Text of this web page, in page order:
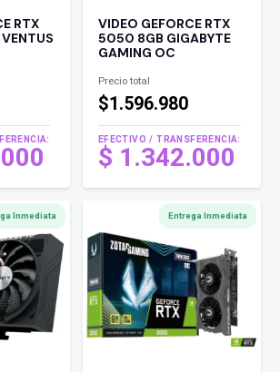
RTX
VIDEO GEFORCE RTX
5050 8GB GIGABYTE
GAMING OC
Precio total
$1.596.980
EFECTIVO / TRANSFERENCIA:
$ 1.342.000
Inmediata Entrega Inmediata